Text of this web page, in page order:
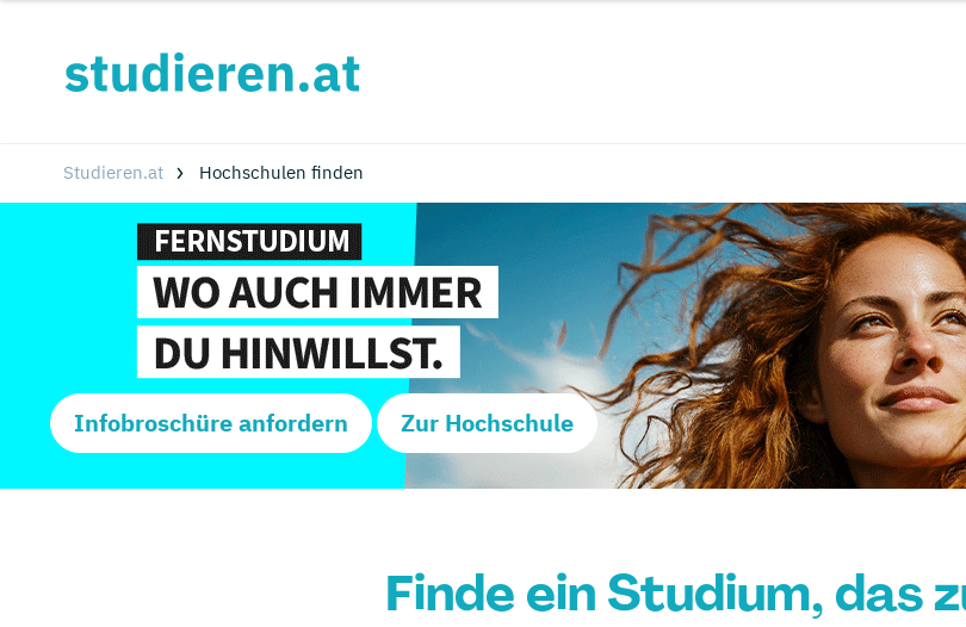
Studieren.at Hochschulen finden
Infobroschüre anfordern Zur Hochschule
Finde ein Studium, das